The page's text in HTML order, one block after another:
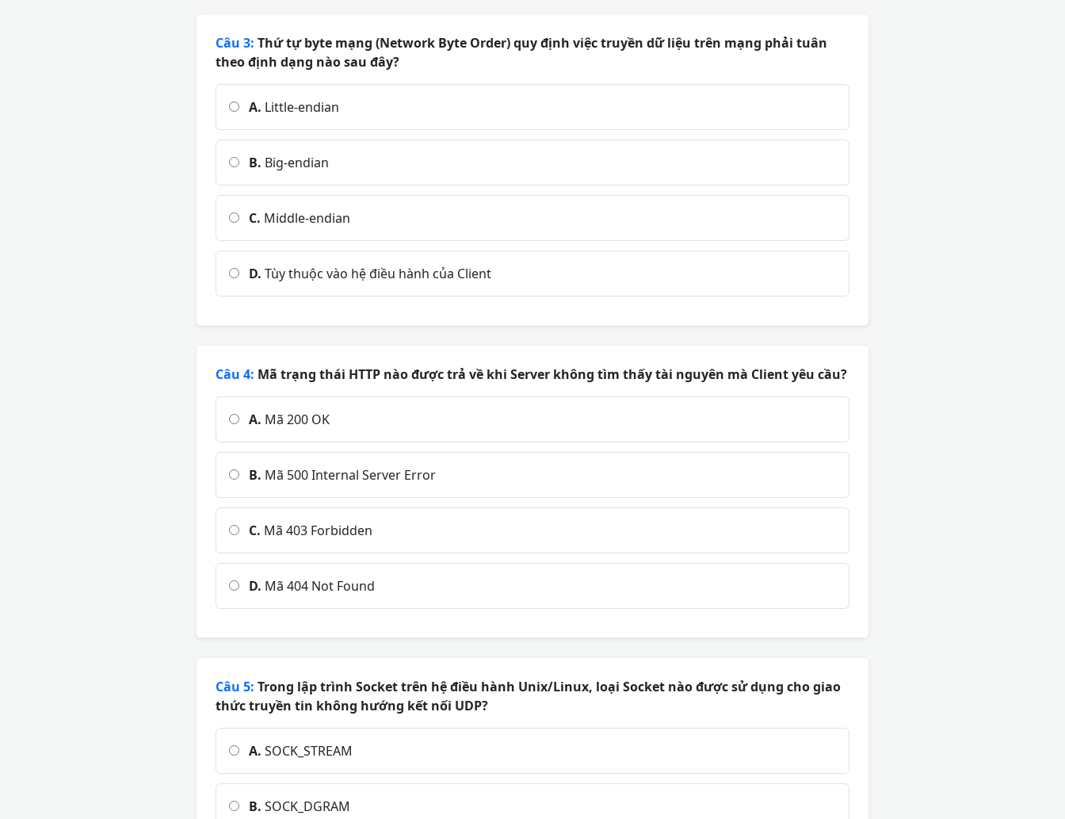
Câu 3: Thứ tự byte mạng (Network Byte Order) quy định việc truyền dữ liệu trên mạng phải tuân
theo định dạng nào sau đây?
A. Little-endian
B. Big-endian
C. Middle-endian
D. Tùy thuộc vào hệ điều hành của Client
Câu 4: Mã trạng thái HTTP nào được trả về khi Server không tìm thấy tài nguyên mà Client yêu cầu?
A. Mã 200 OK
B. Mã 500 Internal Server Error
C. Mã 403 Forbidden
D. Mã 404 Not Found
Câu 5: Trong lập trình Socket trên hệ điều hành Unix/Linux, loại Socket nào được sử dụng cho giao
thức truyền tin không hướng kết nối UDP?
A. SOCK_STREAM
B. SOCK_DGRAM